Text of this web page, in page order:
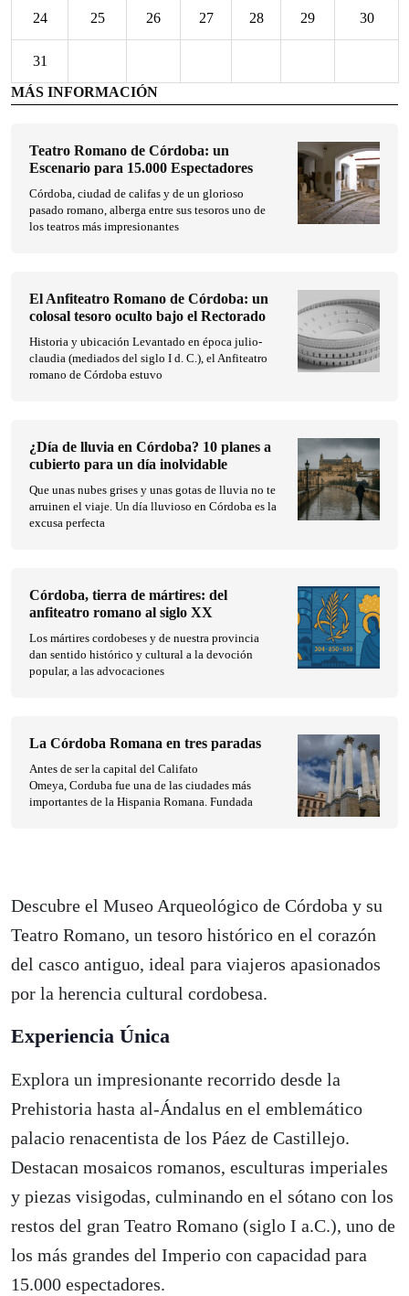
Descubre el Museo Arqueológico de Córdoba y su
Teatro Romano, un tesoro histórico en el corazón
del casco antiguo, ideal para viajeros apasionados
por la herencia cultural cordobesa.
Experiencia Única
Explora un impresionante recorrido desde la
Prehistoria hasta al-Ándalus en el emblemático
palacio renacentista de los Páez de Castillejo.
Destacan mosaicos romanos, esculturas imperiales
y piezas visigodas, culminando en el sótano con los
restos del gran Teatro Romano (siglo I a.C.), uno de
los más grandes del Imperio con capacidad para
15.000 espectadores.
24 25 26 27 28 29 30
31
MÁS INFORMACIÓN
Teatro Romano de Córdoba: un
Escenario para 15.000 Espectadores
Córdoba, ciudad de califas y de un glorioso
pasado romano, alberga entre sus tesoros uno de
los teatros más impresionantes
El Anfiteatro Romano de Córdoba: un
colosal tesoro oculto bajo el Rectorado
Historia y ubicación Levantado en época julio-
claudia (mediados del siglo I d. C.), el Anfiteatro
romano de Córdoba estuvo
¿Día de lluvia en Córdoba? 10 planes a
cubierto para un día inolvidable
Que unas nubes grises y unas gotas de lluvia no te
arruinen el viaje. Un día lluvioso en Córdoba es la
excusa perfecta
Córdoba, tierra de mártires: del
anfiteatro romano al siglo XX
Los mártires cordobeses y de nuestra provincia
dan sentido histórico y cultural a la devoción
popular, a las advocaciones
La Córdoba Romana en tres paradas
Antes de ser la capital del Califato
Omeya, Corduba fue una de las ciudades más
importantes de la Hispania Romana. Fundada